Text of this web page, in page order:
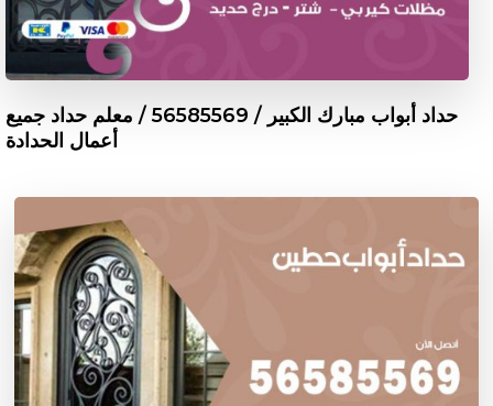
حداد أبواب مبارك الكبير / 56585569 / معلم حداد جميع
أعمال الحدادة